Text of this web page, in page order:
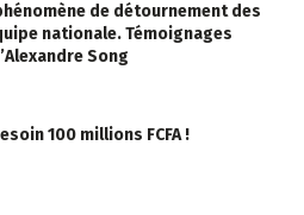
de détournement des
nationale. Témoignages
Song
100 millions FCFA !